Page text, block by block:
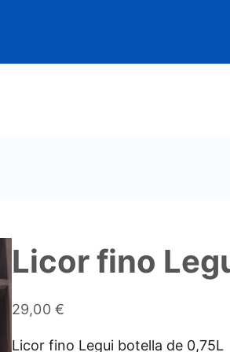
Licor fino
29,00 €
Licor fino Legui botella de 0,75L